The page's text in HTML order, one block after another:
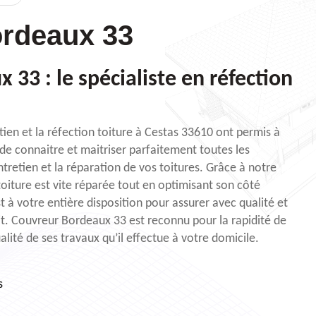
33
33 : le spécialiste en réfection
et la réfection toiture à Cestas 33610 ont permis à
connaitre et maitriser parfaitement toutes les
et la réparation de vos toitures. Grâce à notre
est vite réparée tout en optimisant son côté
à votre entière disposition pour assurer avec qualité et
Couvreur Bordeaux 33 est reconnu pour la rapidité de
de ses travaux qu’il effectue à votre domicile.